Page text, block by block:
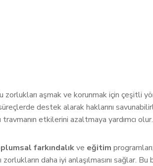
zorlukları aşmak ve korunmak için çeşitli
destek alarak haklarını
etkilerini azaltmaya yardımcı olur.
farkındalıkve eğitim
zorlukların daha iyi anlaşılmasını sağlar. Bu